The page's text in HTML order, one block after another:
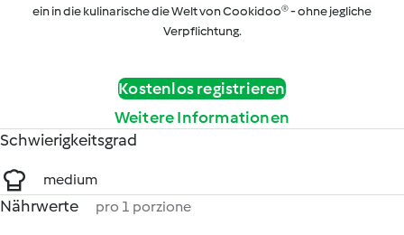
ein in die kulinarische die Welt von Cookidoo® - ohne jegliche
Verpflichtung.
Kostenlos registrieren
Weitere Informationen
Schwierigkeitsgrad
medium
Nährwerte pro 1 porzione